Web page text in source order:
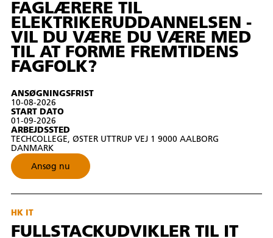
FAGLÆRERE TIL
ELEKTRIKERUDDANNELSEN -
VIL DU VÆRE DU VÆRE MED
TIL AT FORME FREMTIDENS
FAGFOLK?
ANSØGNINGSFRIST
10-08-2026
START DATO
01-09-2026
ARBEJDSSTED
TECHCOLLEGE, ØSTER UTTRUP VEJ 1 9000 AALBORG
DANMARK
Ansøg nu
HK IT
FULLSTACKUDVIKLER TIL IT